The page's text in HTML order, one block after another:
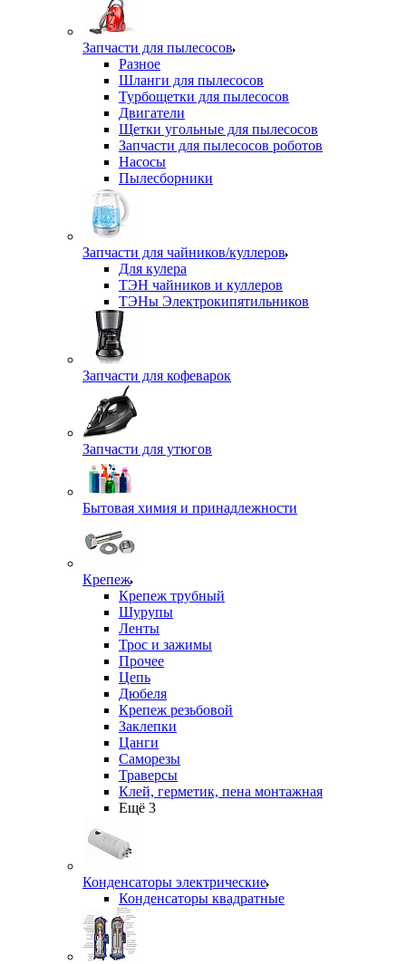
Запчасти для пылесосов
Разное
Шланги для пылесосов
Турбощетки для пылесосов
Двигатели
Щетки угольные для пылесосов
Запчасти для пылесосов роботов
Насосы
Пылесборники
Запчасти для чайников/куллеров
Для кулера
ТЭН чайников и куллеров
ТЭНы Электрокипятильников
Запчасти для кофеварок
Запчасти для утюгов
Бытовая химия и принадлежности
Крепеж
Крепеж трубный
Шурупы
Ленты
Трос и зажимы
Прочее
Цепь
Дюбеля
Крепеж резьбовой
Заклепки
Цанги
Саморезы
Траверсы
Клей, герметик, пена монтажная
Ещё 3
Конденсаторы электрические
Конденсаторы квадратные